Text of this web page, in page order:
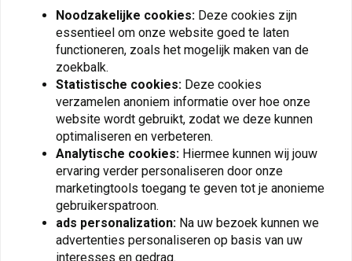
ILMBERGER CARBON
Remleiding Cover BMW
R 1200 GS ('13-'18)
€169,90
Op de hoogte blijven + 5% korting?
Noodzakelijke cookies: Deze cookies zijn
essentieel om onze website goed te laten
functioneren, zoals het mogelijk maken van de
zoekbalk.
Statistische cookies: Deze cookies
verzamelen anoniem informatie over hoe onze
website wordt gebruikt, zodat we deze kunnen
optimaliseren en verbeteren.
Analytische cookies: Hiermee kunnen wij jouw
ervaring verder personaliseren door onze
marketingtools toegang te geven tot je anonieme
gebruikerspatroon.
ads personalization: Na uw bezoek kunnen we
advertenties personaliseren op basis van uw
interesses en gedrag.